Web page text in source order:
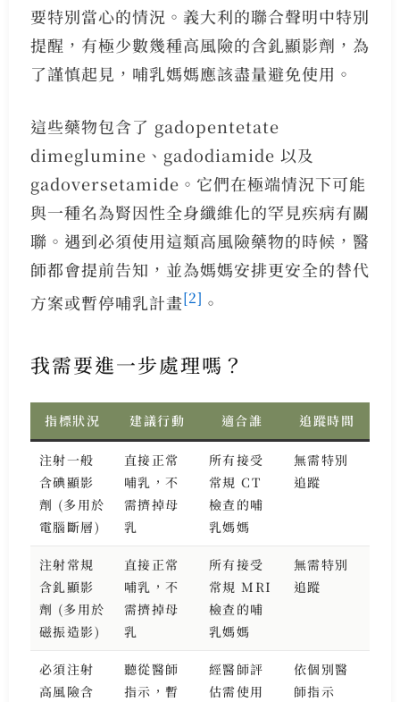
要特別當心的情況。義大利的聯合聲明中特別
提醒，有極少數幾種高風險的含釓顯影劑，為
了謹慎起見，哺乳媽媽應該盡量避免使用。
這些藥物包含了 gadopentetate
dimeglumine、gadodiamide 以及
gadoversetamide。它們在極端情況下可能
與一種名為腎因性全身纖維化的罕見疾病有關
聯。遇到必須使用這類高風險藥物的時候，醫
師都會提前告知，並為媽媽安排更安全的替代
方案或暫停哺乳計畫[2] 。
我需要進一步處理嗎？
指標狀況 建議行動 適合誰 追蹤時間
注射一般
含碘顯影
劑 (多用於
電腦斷層)
直接正常
哺乳，不
需擠掉母
乳
所有接受
常規 CT
檢查的哺
乳媽媽
無需特別
追蹤
注射常規
含釓顯影
劑 (多用於
磁振造影)
直接正常
哺乳，不
需擠掉母
乳
所有接受
常規 MRI
檢查的哺
乳媽媽
無需特別
追蹤
必須注射
高風險含
聽從醫師
指示，暫
經醫師評
估需使用
依個別醫
師指示